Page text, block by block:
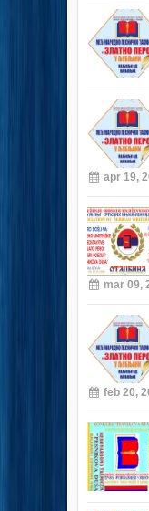
apr 19,
mar 09,
feb 20,